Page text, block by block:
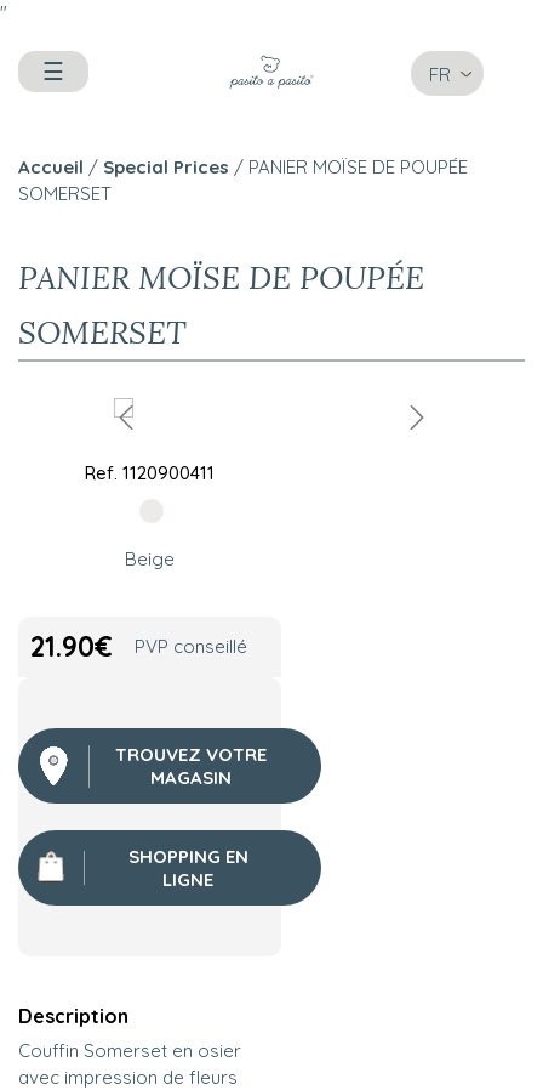
"
☰ FR
Accueil / Special Prices / PANIER MOÏSE DE POUPÉE
SOMERSET
PANIER MOÏSE DE POUPÉE
SOMERSET
Ref.1120900411
Beige
21.90€ PVP conseillé
TROUVEZ VOTRE
MAGASIN
SHOPPING EN
LIGNE
Description
Couffin Somerset en osier
avec impression de fleurs